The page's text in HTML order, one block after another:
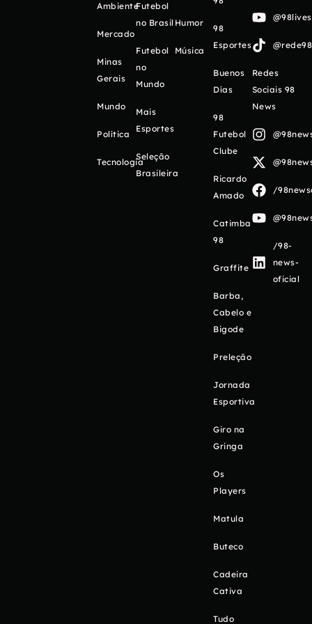
Ambiente
Mercado
Minas
Gerais
Mundo
Política
Tecnologia
Futebol
no Brasil
Futebol
no
Mundo
Mais
Esportes
Seleção
Brasileira
Humor
Música
98
Esportes
Buenos
Días
98
Futebol
Clube
Ricardo
Amado
Catimba
98
Graffite
Barba,
Cabelo e
Bigode
Preleção
Jornada
Esportiva
Giro na
Gringa
Os
Players
Matula
Buteco
Cadeira
Cativa
Tudo
Redes
Sociais 98
News
/
/98-
news-
oficial